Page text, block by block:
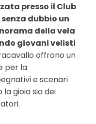
presso il Club
dubbio un
della vela
giovani velisti
offrono un
per la
e scenari
gioia sia dei